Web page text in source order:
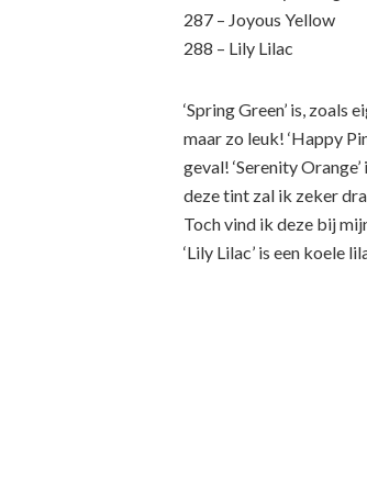
287 – Joyous Yellow
288 – Lily Lilac
‘Spring Green’ is,
maar zo leuk! ‘Happy
geval! ‘Serenity
deze tint zal ik zeker
Toch vind ik deze bij
‘Lily Lilac’ is een koele